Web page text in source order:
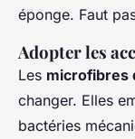
éponge. Faut
Adopter les
Les microfibres
changer. Elles
bactéries